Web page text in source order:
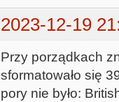
2023-12-19
Przy porządkach
sformatowało się
pory nie było: